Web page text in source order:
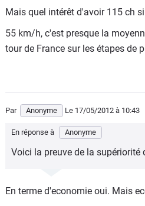
Mais quel intérêt d'avoir 115 ch
55 km/h, c'est presque la
tour de France sur les étapes de
Par Anonyme Le 17/05/2012 à 10:43
En réponse à Anonyme
Voici la preuve de la supériorité
En terme d'economie oui. Mais